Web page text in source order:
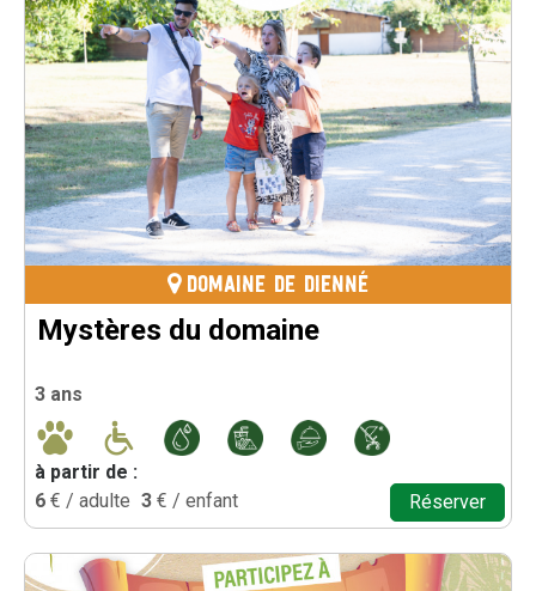
Mystères du domaine
DOMAINE DE DIENNÉ
3 ans
à partir de :
6 € / adulte 3 € / enfant Réserver